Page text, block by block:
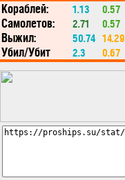
Кораблей: 1.13 0.57
Самолетов: 2.71 0.57
Выжил: 50.74 14.29
Убил/Убит 2.3 0.67